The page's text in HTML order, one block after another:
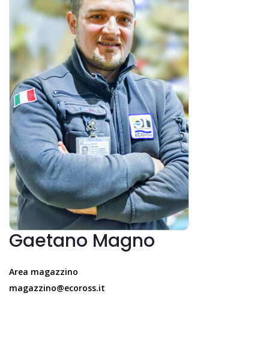
Gaetano Magno
Area magazzino
magazzino@ecoross.it